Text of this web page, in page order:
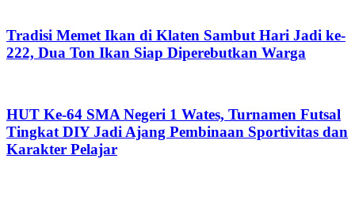
Tradisi Memet Ikan di Klaten Sambut Hari Jadi ke-
222, Dua Ton Ikan Siap Diperebutkan Warga
HUT Ke-64 SMA Negeri 1 Wates, Turnamen Futsal
Tingkat DIY Jadi Ajang Pembinaan Sportivitas dan
Karakter Pelajar